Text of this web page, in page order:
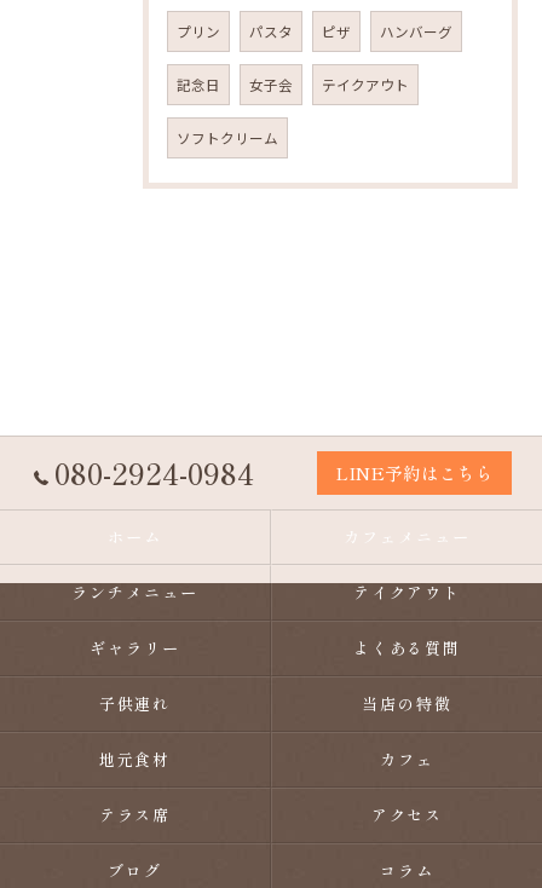
プリン パスタ ピザ ハンバーグ
記念日 女子会 テイクアウト
ソフトクリーム
080-2924-0984 LINE予約はこちら
ホーム カフェメニュー
ランチメニュー テイクアウト
ギャラリー よくある質問
子供連れ 当店の特徴
地元食材 カフェ
テラス席 アクセス
ブログ コラム